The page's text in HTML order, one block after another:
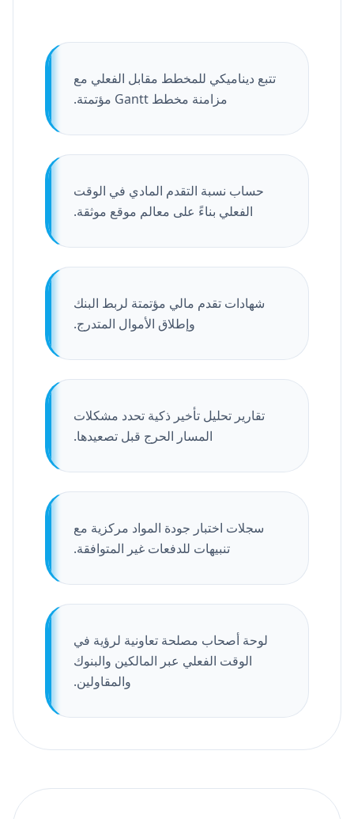
تتبع ديناميكي للمخطط مقابل الفعلي مع
مزامنة مخطط Gantt مؤتمتة.
حساب نسبة التقدم المادي في الوقت
الفعلي بناءً على معالم موقع موثقة.
شهادات تقدم مالي مؤتمتة لربط البنك
وإطلاق الأموال المتدرج.
تقارير تحليل تأخير ذكية تحدد مشكلات
المسار الحرج قبل تصعيدها.
سجلات اختبار جودة المواد مركزية مع
تنبيهات للدفعات غير المتوافقة.
لوحة أصحاب مصلحة تعاونية لرؤية في
الوقت الفعلي عبر المالكين والبنوك
والمقاولين.